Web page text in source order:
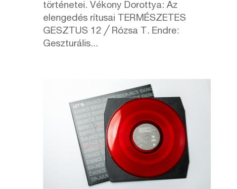
történetei. Vékony Dorottya: Az
elengedés rítusai TERMÉSZETES
GESZTUS 12 ╱ Rózsa T. Endre:
Geszturális...